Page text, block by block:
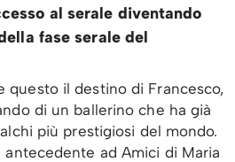
al serale diventando
fase serale del
questo il destino di Francesco,
di un ballerino che ha già
più prestigiosi del mondo.
antecedente ad Amici di Maria